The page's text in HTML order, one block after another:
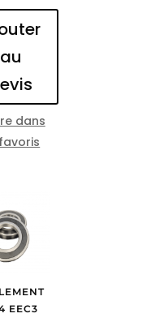
au
dans
EEC3